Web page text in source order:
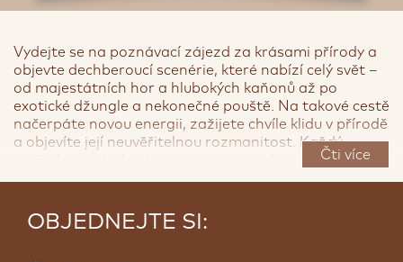
< >
Vydejte se na poznávací zájezd za krásami přírody a
objevte dechberoucí scenérie, které nabízí celý svět –
od majestátních hor a hlubokých kaňonů až po
exotické džungle a nekonečné pouště. Na takové cestě
načerpáte novou energii, zažijete chvíle klidu v přírodě
a objevíte její neuvěřitelnou rozmanitost. Každý
zážitek vás obohatí o nezapomenutelné momenty.
1. Komfortní cesta Středozemí,
Čti více
OBJEDNEJTE SI: